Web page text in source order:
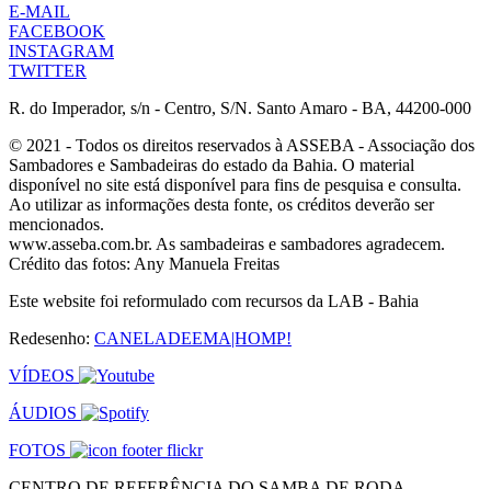
E-MAIL
FACEBOOK
INSTAGRAM
TWITTER
R. do Imperador, s/n - Centro, S/N. Santo Amaro - BA, 44200-000
© 2021 - Todos os direitos reservados à ASSEBA - Associação dos
Sambadores e Sambadeiras do estado da Bahia. O material
disponível no site está disponível para fins de pesquisa e consulta.
Ao utilizar as informações desta fonte, os créditos deverão ser
mencionados.
www.asseba.com.br. As sambadeiras e sambadores agradecem.
Crédito das fotos: Any Manuela Freitas
Este website foi reformulado com recursos da LAB - Bahia
Redesenho: CANELADEEMA|HOMP!
VÍDEOS
ÁUDIOS
FOTOS